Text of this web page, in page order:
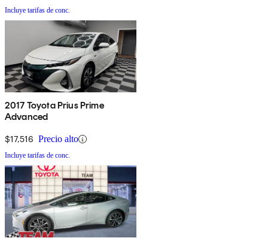
Incluye tarifas de conc.
2017 Toyota Prius Prime
Advanced
$17,516 Precio alto
Incluye tarifas de conc.